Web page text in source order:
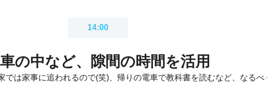
14:00
の中など、隙間の時間を活用
では家事に追われるので(笑)、帰りの電車で教科書を読むなど、なる